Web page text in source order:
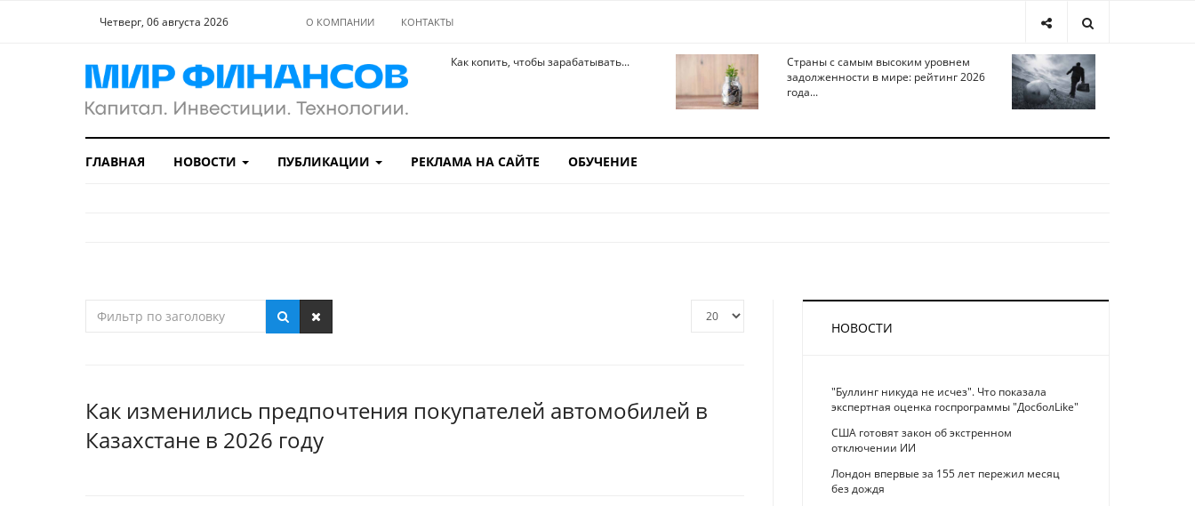
Четверг, 06 августа 2026 О КОМПАНИИ КОНТАКТЫ
Как копить, чтобы зарабатывать...
Страны с самым высоким уровнем
задолженности в мире: рейтинг 2026
года...
ГЛАВНАЯ НОВОСТИ ПУБЛИКАЦИИ РЕКЛАМА НА САЙТЕ ОБУЧЕНИЕ
Как изменились предпочтения покупателей автомобилей в
Казахстане в 2026 году
НОВОСТИ
"Буллинг никуда не исчез". Что показала
экспертная оценка госпрограммы "ДосболLike"
США готовят закон об экстренном
отключении ИИ
Лондон впервые за 155 лет пережил месяц
без дождя